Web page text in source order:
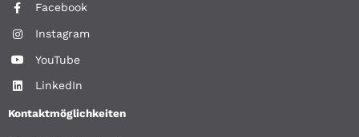
Facebook
Instagram
YouTube
LinkedIn
Kontaktmöglichkeiten